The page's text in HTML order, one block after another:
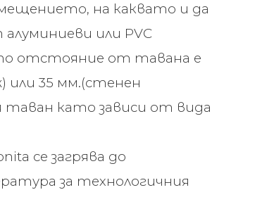
на каквато и да
алуминиеви или PVC
отстояние от тавана е
35 мм.(стенен
като зависи от вида
се загрява до
за технологичния